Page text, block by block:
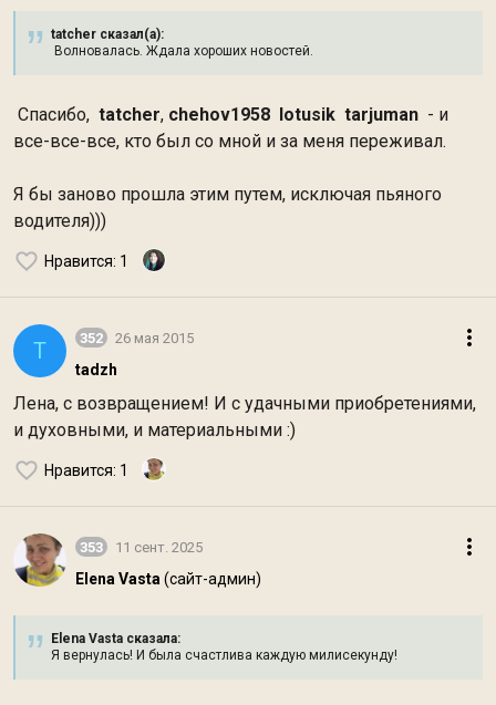
tatcher сказал(а):
Волновалась. Ждала хороших новостей.
Спасибо, tatcher, chehov1958 lotusik tarjuman - и
все-все-все, кто был со мной и за меня переживал.
Я бы заново прошла этим путем, исключая пьяного
водителя)))
Нравится: 1
T 352 26 мая 2015
tadzh
Лена, с возвращением! И с удачными приобретениями,
и духовными, и материальными :)
Нравится: 1
353 11 сент. 2025
Elena Vasta (сайт-админ)
Elena Vasta сказалa:
Я вернулась! И была счастлива каждую милисекунду!